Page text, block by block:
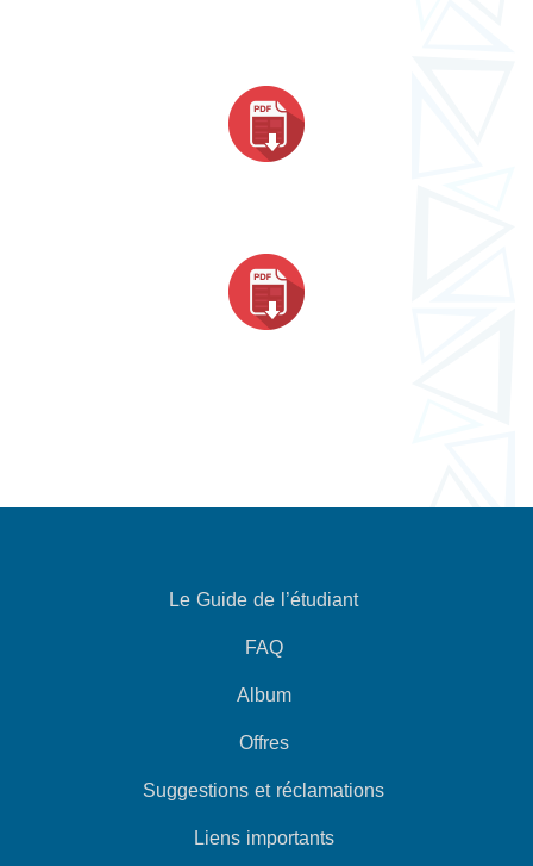
Le Guide de l’étudiant
FAQ
Album
Offres
Suggestions et réclamations
Liens importants